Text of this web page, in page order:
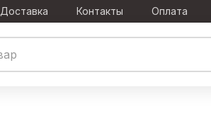
Доставка Контакты Оплата